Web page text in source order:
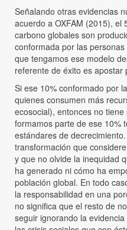
Señalando otras evidencias
acuerdo a OXFAM (2015), el
carbono globales son
conformada por las personas
que tengamos ese modelo
referente de éxito es
Si ese 10% conformado por
quienes consumen más
ecosocial), entonces no
formamos parte de ese 10%
estándares de
transformación que
y que no olvide la inequidad
ha generado ni cómo ha
población global. En todo
la responsabilidad en una
no significa que el resto de
seguir ignorando la